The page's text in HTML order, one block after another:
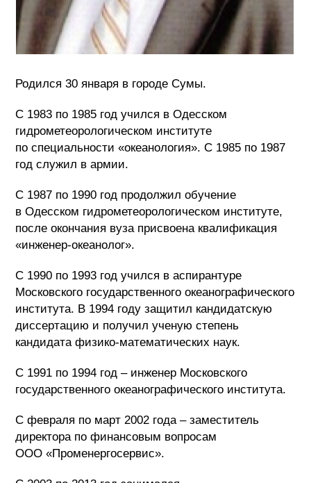
Родился 30 января в городе Сумы.
С 1983 по 1985 год учился в Одесском
гидрометеорологическом институте
по специальности «океанология». С 1985 по 1987
год служил в армии.
С 1987 по 1990 год продолжил обучение
в Одесском гидрометеорологическом институте,
после окончания вуза присвоена квалификация
«инженер-океанолог».
С 1990 по 1993 год учился в аспирантуре
Московского государственного океанографического
института. В 1994 году защитил кандидатскую
диссертацию и получил ученую степень
кандидата физико-математических наук.
С 1991 по 1994 год – инженер Московского
государственного океанографического института.
С февраля по март 2002 года – заместитель
директора по финансовым вопросам
ООО «Променергосервис».